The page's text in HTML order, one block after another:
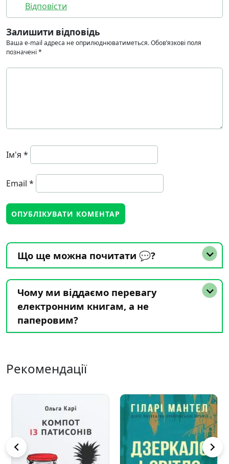
Відповісти
Залишити відповідь
Ваша e-mail адреса не оприлюднюватиметься.Обов’язкові поля
позначені *
Ім'я *
Email *
Що ще можна почитати 💬?
Чому ми віддаємо перевагу
електронним книгам, а не
паперовим?
Рекомендації